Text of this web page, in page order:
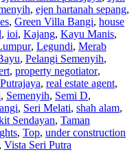
, ejen hartanah sepang,
, Green Villa Bangi, house
, ioi, Kajang, Kayu Manis,
, Legundi, Merab
, Pelangi Semenyih,
, property negotiator,
Putrajaya, real estate agent,
, Semenyih, Semi D,
, Seri Melati, shah alam,
Sendayan, Taman
, Top, under construction
, Vista Seri Putra